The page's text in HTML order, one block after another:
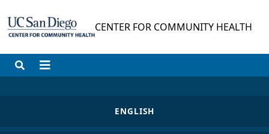
CENTER FOR COMMUNITY HEALTH
ENGLISH